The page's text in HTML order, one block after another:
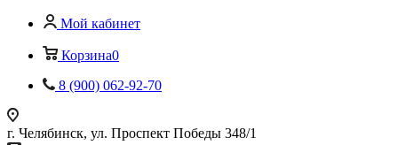
Мой кабинет
Корзина0
8 (900) 062-92-70
г. Челябинск, ул. Проспект Победы 348/1